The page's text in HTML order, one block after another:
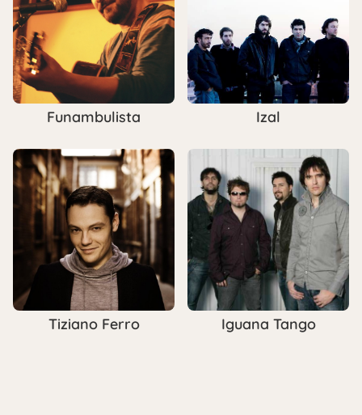
Funambulista Izal
Tiziano Ferro Iguana Tango